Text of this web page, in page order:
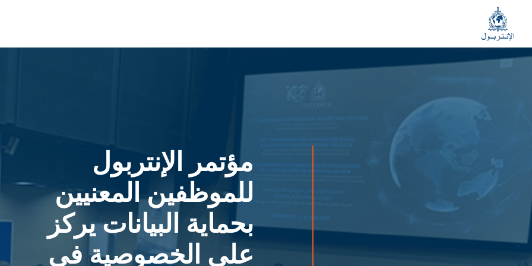
مؤتمر الإنتربول
للموظفين المعنيين
بحماية البيانات يركز
على الخصوصية في